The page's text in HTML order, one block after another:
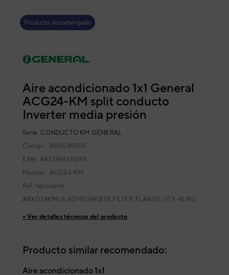
Producto descatalogado
Aire acondicionado 1x1 General
ACG24-KM split conducto
Inverter media presión
Serie CONDUCTO KM GENERAL
Código: 3NGG89305
EAN: 8432884615698
Modelo: ACG24-KM
Ref. fabricante:
ARXG24KMLA_AOHG24KBTB_FILTER_FLANGE_UTY-RLRG
+ Ver detalles técnicos del producto
Producto similar recomendado:
Aire acondicionado 1x1